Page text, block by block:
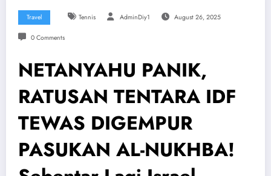
Travel Tennis AdminDiy1 August 26, 2025
0 Comments
NETANYAHU PANIK,
RATUSAN TENTARA IDF
TEWAS DIGEMPUR
PASUKAN AL-NUKHBA!